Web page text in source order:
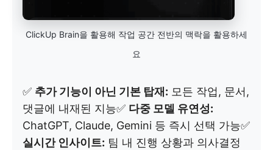
ClickUp Brain을 활용해 작업 공간 전반의 맥락을 활용하세
요
✅ 추가 기능이 아닌 기본 탑재: 모든 작업, 문서,
댓글에 내재된 지능✅ 다중 모델 유연성:
ChatGPT, Claude, Gemini 등 즉시 선택 가능✅
실시간 인사이트: 팀 내 진행 상황과 의사결정